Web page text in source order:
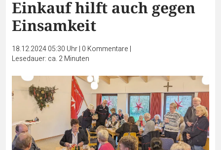
Einkauf hilft auch gegen
Einsamkeit
18.12.2024 05:30 Uhr| 0 Kommentare |
Lesedauer: ca. 2 Minuten